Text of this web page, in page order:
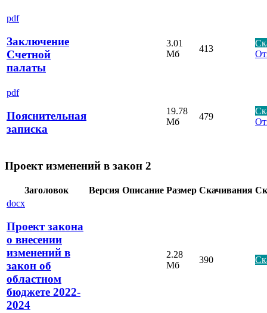
pdf
Заключение
Счетной
палаты
3.01
Мб
413
pdf
Пояснительная
записка
19.78
Мб
479
Проект изменений в закон 2
Заголовок Версия Описание Размер Скачивания
docx
Проект закона
о внесении
изменений в
закон об
областном
бюджете 2022-
2024
2.28
Мб
390